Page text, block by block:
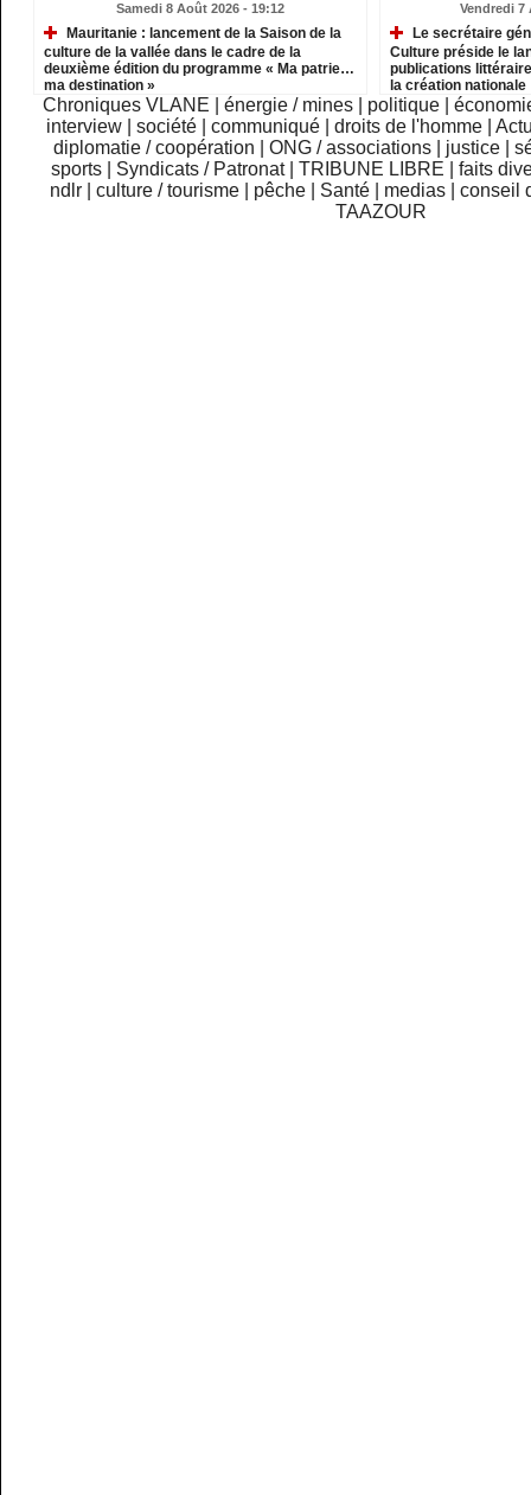
Samedi 8 Août 2026 - 19:12
Mauritanie : lancement de la Saison de la
culture de la vallée dans le cadre de la
deuxième édition du programme « Ma patrie…
ma destination »
Vendredi 7
Le secrétaire
Culture préside le
publications
la création nationale
Chroniques VLANE énergie / mines politique
interview
|société |communiqué |droits de l'homme |
diplomatie / coopération
ONG / associations justice
sports
Syndicats / Patronat TRIBUNE LIBRE
faits
ndlr
|culture / tourisme pêche Santé medias |conseil
TAAZOUR